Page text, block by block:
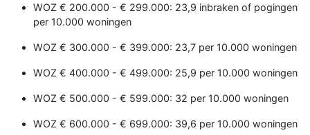
WOZ € 200.000 - € 299.000: 23,9 inbraken of pogingen
per 10.000 woningen
WOZ € 300.000 - € 399.000: 23,7 per 10.000 woningen
WOZ € 400.000 - € 499.000: 25,9 per 10.000 woningen
WOZ € 500.000 - € 599.000: 32 per 10.000 woningen
WOZ € 600.000 - € 699.000: 39,6 per 10.000 woningen